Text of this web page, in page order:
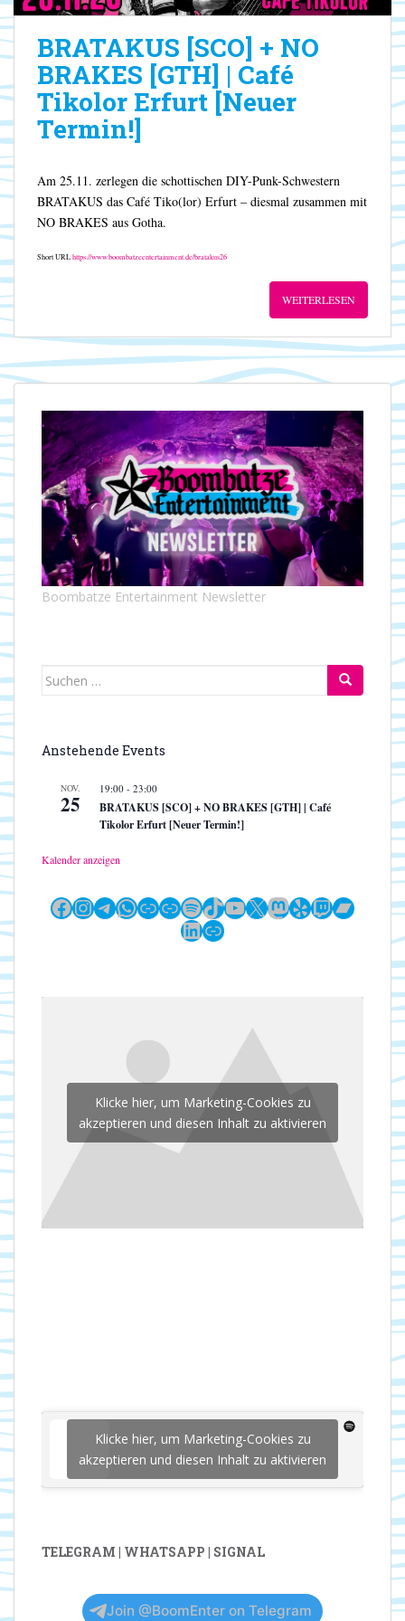
BRATAKUS [SCO] + NO
BRAKES [GTH] | Café
Tikolor Erfurt [Neuer
Termin!]
Am 25.11. zerlegen die schottischen DIY-Punk-Schwestern
BRATAKUS das Café Tiko(lor) Erfurt – diesmal zusammen mit
NO BRAKES aus Gotha.
Short URLhttps://www.boombatzeentertainment.de/bratakus26
WEITERLESEN
Boombatze Entertainment Newsletter
Suchen
Anstehende Events
NOV.
25
19:00 - 23:00
BRATAKUS [SCO] + NO BRAKES [GTH] | Café
Tikolor Erfurt [Neuer Termin!]
Kalender anzeigen
Facebook
Instagram
Telegram
WhatsApp
LinkLinkSpotify
TikTok
YouTube
X Mastodon
YelpTwitch
LinkedIn
Link
Klicke hier, um Marketing-Cookies zu
akzeptieren und diesen Inhalt zu aktivieren
Klicke hier, um Marketing-Cookies zu
akzeptieren und diesen Inhalt zu aktivieren
TELEGRAM | WHATSAPP | SIGNAL
Join @BoomEnter on Telegram